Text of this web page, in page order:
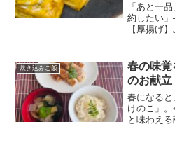
「あと一
約したい
【厚揚げ
す。今回は
ーズがと
炊き込みご飯
春の味覚
のお献立
春になる
けのこ」
と味わえ